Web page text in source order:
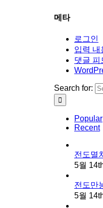
메타
로그인
입력 내
댓글 피
Search for:
Popular
Recent
전도멸
5월
전도만
5월